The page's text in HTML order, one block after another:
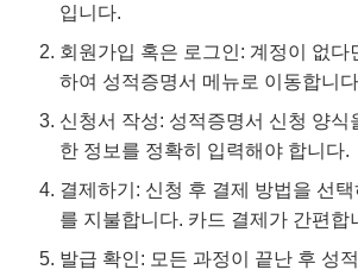
입니다.
회원가입 혹은 로그인: 계정이 없다
하여 성적증명서 메뉴로 이동합니
신청서 작성: 성적증명서 신청 양식
한 정보를 정확히 입력해야 합니다.
결제하기: 신청 후 결제 방법을 선
를 지불합니다. 카드 결제가 간편합
발급 확인: 모든 과정이 끝난 후 성